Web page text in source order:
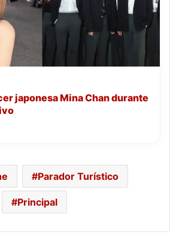
japonesa Mina Chan durante
Parador Turístico
Principal